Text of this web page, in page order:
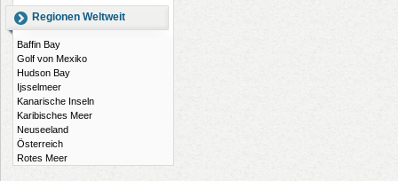
Regionen Weltweit
Baffin Bay
Golf von Mexiko
Hudson Bay
Ijsselmeer
Kanarische Inseln
Karibisches Meer
Neuseeland
Österreich
Rotes Meer